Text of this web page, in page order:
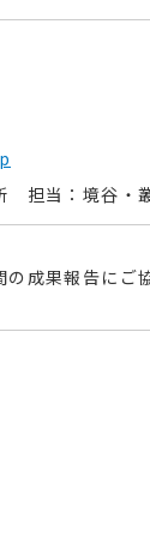
担当：境谷・
成果報告にご